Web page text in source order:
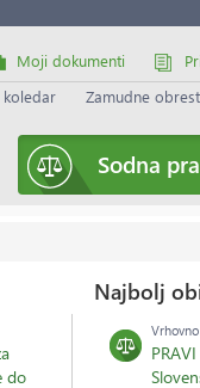
Moji dokumenti
koledar Zamudne
Sodna
do
Najbolj